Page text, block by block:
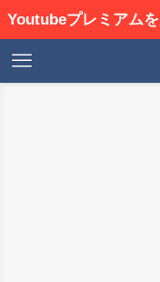
Youtubeプレミアム